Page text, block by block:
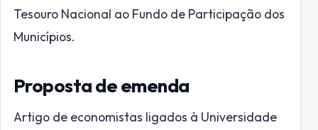
Tesouro Nacional ao Fundo de Participação dos
Municípios.
Proposta de emenda
Artigo de economistas ligados à Universidade